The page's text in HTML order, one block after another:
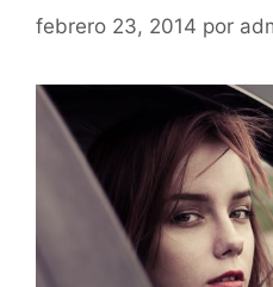
febrero 23, 2014 por